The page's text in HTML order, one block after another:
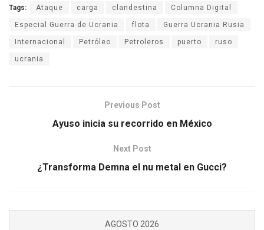
Tags: Ataque carga clandestina Columna Digital
Especial Guerra de Ucrania flota Guerra Ucrania Rusia
Internacional Petróleo Petroleros puerto ruso
ucrania
Previous Post
Ayuso inicia su recorrido en México
Next Post
¿Transforma Demna el nu metal en Gucci?
AGOSTO 2026